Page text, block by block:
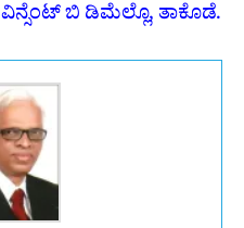
ವಿನ್ಸೆಂಟ್ ಬಿ ಡಿಮೆಲ್ಲೊ, ತಾಕೊಡೆ.